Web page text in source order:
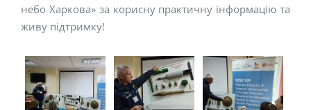
небо Харкова» за корисну практичну інформацію та
живу підтримку!